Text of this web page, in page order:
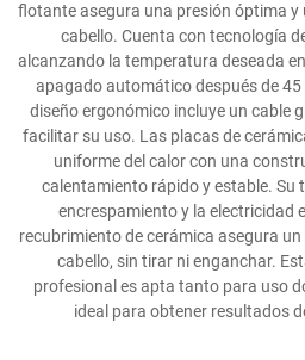
Contáctenos
flotante asegura una presión óptima y
cabello. Cuenta con tecnología
alcanzando la temperatura deseada
apagado automático después de
diseño ergonómico incluye un cable
facilitar su uso. Las placas de
uniforme del calor con una
calentamiento rápido y estable. Su
encrespamiento y la electricidad
recubrimiento de cerámica asegura
cabello, sin tirar ni enganchar.
profesional es apta tanto para uso
ideal para obtener resultados